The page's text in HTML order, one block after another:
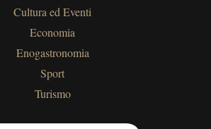
Cultura ed Eventi
Economia
Enogastronomia
Sport
Turismo